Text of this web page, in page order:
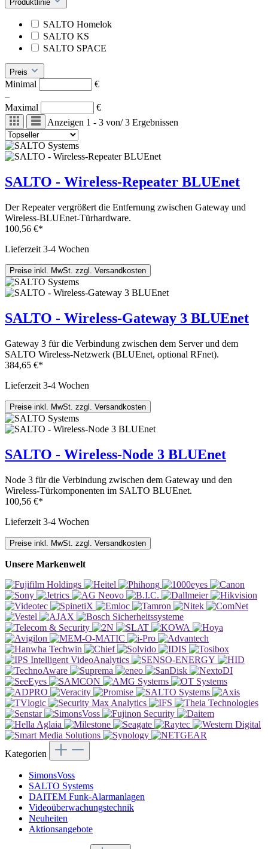
Produktlinie
SALTO Homelok
SALTO KS
SALTO SPACE
Preis
Minimal
€
–
Maximal
€
Anzeigen 1 - 3 von/3 Ergebnissen
SALTO - Wireless-Repeater BLUEnet
Der Repeater vergrößert die Entfernung zwischen Gateway und
Wireless-BLUEnet-Türhardware.
100,56 €*
Lieferzeit 3-4 Wochen
Preise inkl. MwSt. zzgl. Versandkosten
SALTO - Wireless-Gateway 3 BLUEnet
Gateway 3 für die Verbindung zwischen dem Server und dem
SALTO Wireless-Netzwerk (BLUEnet, optional RFnet).
384,65 €*
Lieferzeit 3-4 Wochen
Preise inkl. MwSt. zzgl. Versandkosten
SALTO - Wireless-Node 3 BLUEnet
Node 3 für die Verbindung zwischen dem Gateway und den
Wireless-Türkomponenten im SALTO BLUEnet.
100,56 €*
Lieferzeit 3-4 Wochen
Preise inkl. MwSt. zzgl. Versandkosten
Unsere Markenwelt
Kategorien
SimonsVoss
SALTO Systems
DAITEM Funk-Alarmanlagen
Videoüberwachungstechnik
Neuheiten
Aktionsangebote